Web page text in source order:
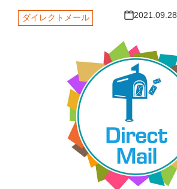
ダイレクトメール 2021.09.28